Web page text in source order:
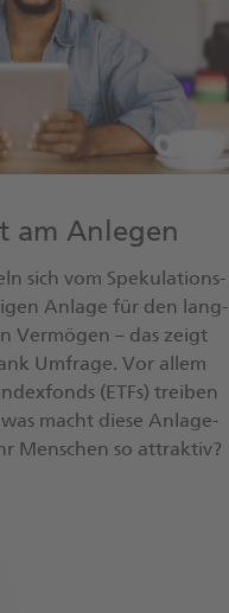
am Anlegen
sich vom Spe­ku­la­ti­ons­
An­la­ge für den lang­
Ver­mö­gen – das zeigt
Um­fra­ge. Vor allem
(ETFs) trei­ben
macht diese An­la­ge­
Men­schen so at­trak­tiv?